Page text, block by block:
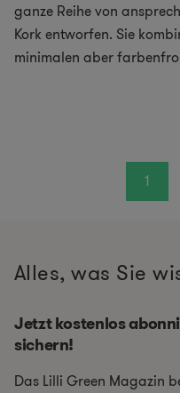
ganze Reihe von
Kork entworfen. Sie
minimalen aber
1
Alles, was Sie
Jetzt kostenlos
sichern!
Das Lilli Green Magazin